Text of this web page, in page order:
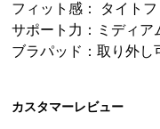
フィット感： タイトフ
サポート力：ミディア
ブラパッド：取り外し
カスタマーレビュー